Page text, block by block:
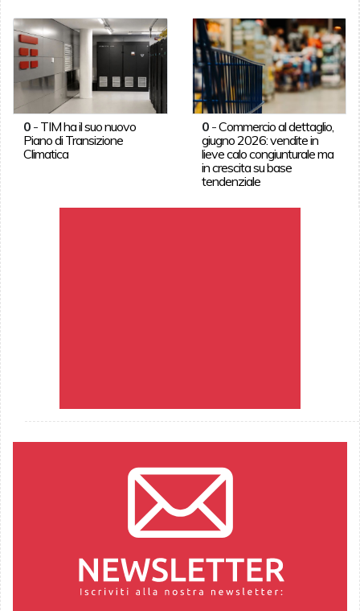
0- TIM ha il suo nuovo
Piano di Transizione
Climatica
0 -Commercio al dettaglio,
giugno 2026: vendite in
lieve calo congiunturale ma
in crescita su base
tendenziale